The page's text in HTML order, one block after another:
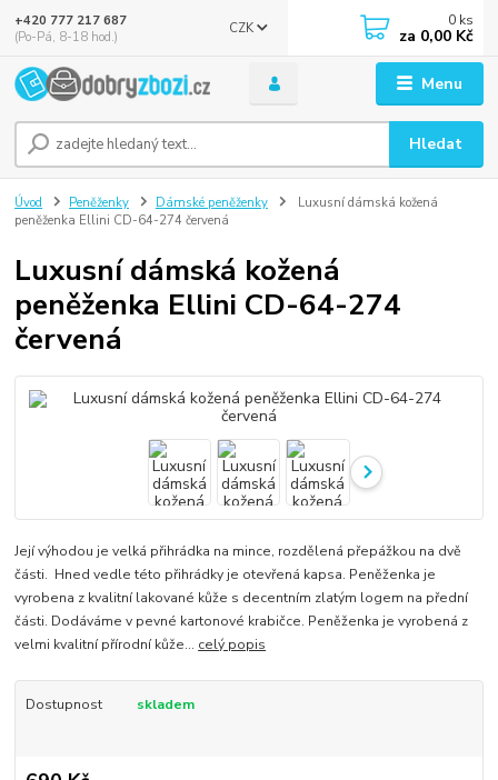
Menu
CZK
Hledat
+420 777 217 687
(Po-Pá, 8-18 hod.)
0 ks
za 0,00 Kč
Úvod Peněženky Dámské peněženky
Luxusní dámská kožená
peněženka Ellini CD-64-274 červená
Luxusní dámská kožená
peněženka Ellini CD-64-274
červená
Její výhodou je velká přihrádka na mince, rozdělená přepážkou na dvě
části. Hned vedle této přihrádky je otevřená kapsa. Peněženka je
vyrobena z kvalitní lakované kůže s decentním zlatým logem na přední
části. Dodáváme v pevné kartonové krabičce. Peněženka je vyrobená z
velmi kvalitní přírodní kůže... celý popis
Dostupnost skladem